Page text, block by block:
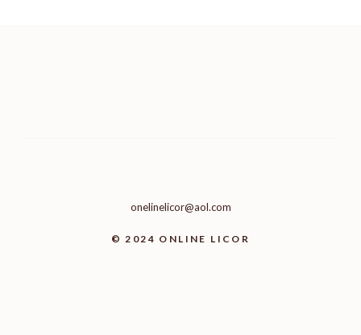
© 2024 ONLINE LICOR
onelinelicor@aol.com